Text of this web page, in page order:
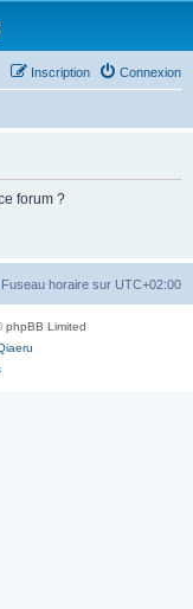
Connexion
Inscription
forum ?
Fuseau horaire sur UTC+02:00
phpBB Limited